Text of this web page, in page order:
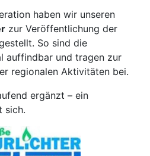
haben wir unseren
zur Veröffentlichung der
So sind die
auffindbar und tragen zur
regionalen Aktivitäten bei.
ergänzt – ein
sich.